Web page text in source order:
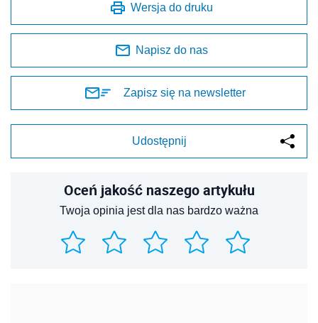
Wersja do druku
Napisz do nas
Zapisz się na newsletter
Udostępnij
Oceń jakość naszego artykułu
Twoja opinia jest dla nas bardzo ważna